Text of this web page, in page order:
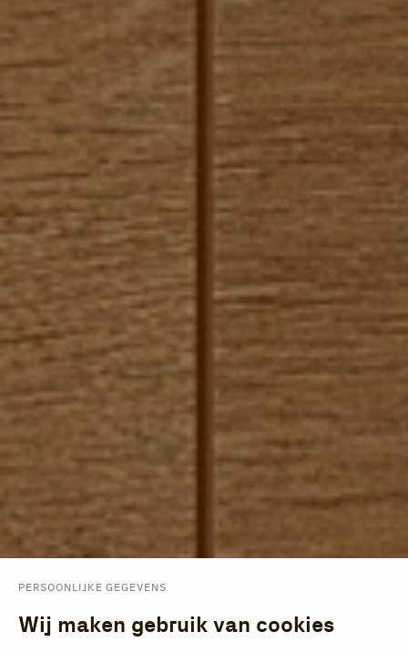
PERSOONLIJKE GEGEVENS
Wij maken gebruik van cookies